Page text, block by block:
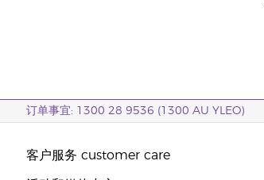
订单事宜: 1300 28 9536 (1300 AU YLEO)
客户服务 customer care